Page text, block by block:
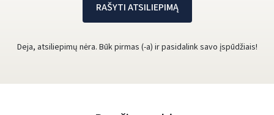
RAŠYTI ATSILIEPIMĄ
Deja, atsiliepimų nėra. Būk pirmas (-a) ir pasidalink savo įspūdžiais!